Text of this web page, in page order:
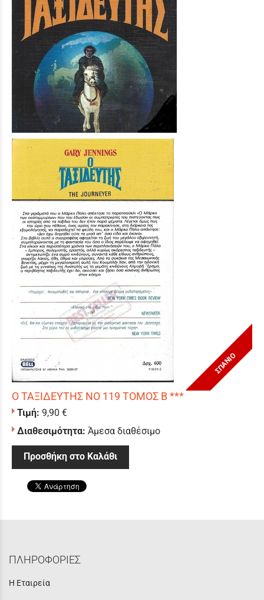
ΣΠΑΝΙΟ
Ο ΤΑΞΙΔΕΥΤΗΣ ΝΟ 119 ΤΟΜΟΣ Β ***
Τιμή: 9,90 €
Διαθεσιμότητα: Άμεσα διαθέσιμο
Προσθήκη στο Καλάθι
ΠΛΗΡΟΦΟΡΙΕΣ
Η Εταιρεία